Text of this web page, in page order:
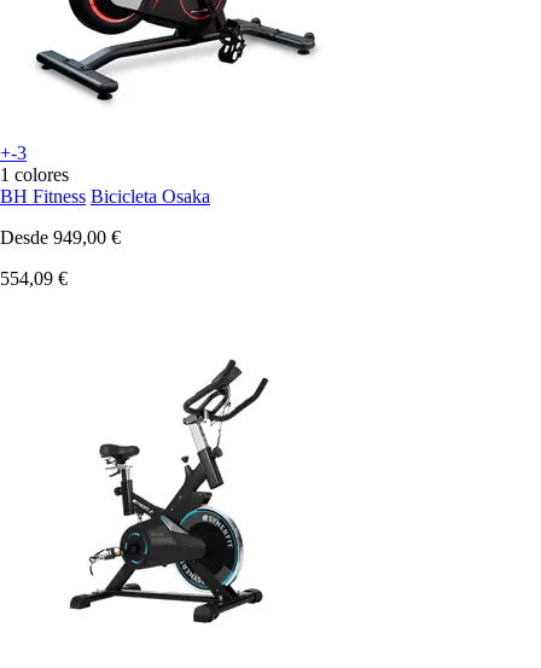
+-3
1 colores
BH Fitness Bicicleta Osaka
Desde 949,00 €
554,09 €